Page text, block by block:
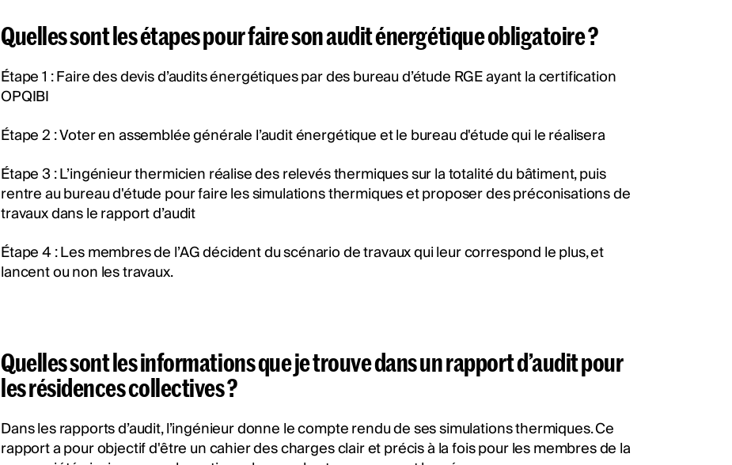
Quelles sont les étapes pour faire son audit énergétique obligatoire ?
Étape 1 : Faire des devis d’audits énergétiques par des bureau d’étude RGE ayant la certification
OPQIBI
Étape 2 : Voter en assemblée générale l’audit énergétique et le bureau d'étude qui le réalisera
Étape 3 : L’ingénieur thermicien réalise des relevés thermiques sur la totalité du bâtiment, puis
rentre au bureau d'étude pour faire les simulations thermiques et proposer des préconisations de
travaux dans le rapport d’audit
Étape 4 : Les membres de l’AG décident du scénario de travaux qui leur correspond le plus, et
lancent ou non les travaux.
Quelles sont les informations que je trouve dans un rapport d’audit pour
les résidences collectives ?
Dans les rapports d’audit, l’ingénieur donne le compte rendu de ses simulations thermiques. Ce
rapport a pour objectif d'être un cahier des charges clair et précis à la fois pour les membres de la